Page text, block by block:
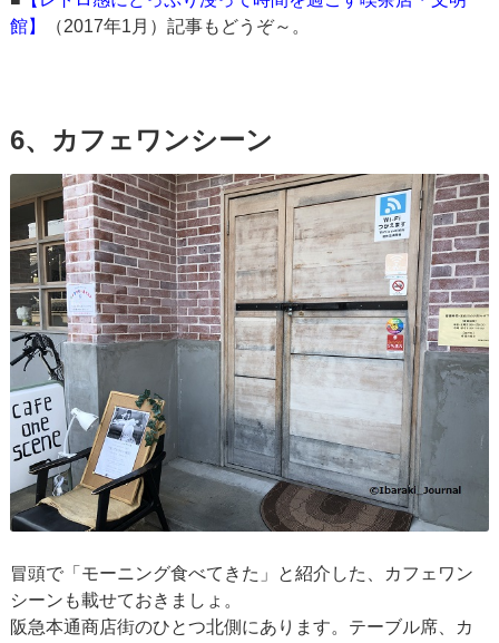
館】
（2017年1月）記事もどうぞ～。
6、カフェワンシーン
冒頭で「モーニング食べてきた」と紹介した、カフェワン
シーンも載せておきましょ。
阪急本通商店街のひとつ北側にあります。テーブル席、カ